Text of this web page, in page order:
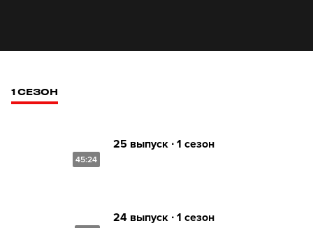
1 СЕЗОН
45:24
25 выпуск ∙ 1 сезон
24 выпуск ∙ 1 сезон